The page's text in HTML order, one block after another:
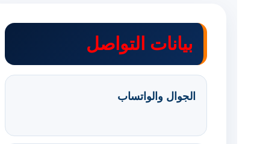
بيانات التواصل
الجوال والواتساب